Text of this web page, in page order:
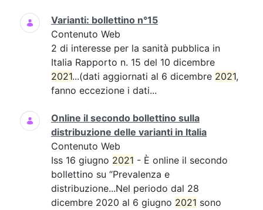
Varianti: bollettino n°15
Contenuto Web
2 di interesse per la sanità pubblica in
Italia Rapporto n. 15 del 10 dicembre
2021...(dati aggiornati al 6 dicembre 2021,
fanno eccezione i dati...
Online il secondo bollettino sulla
distribuzione delle varianti in Italia
Contenuto Web
Iss 16 giugno 2021 - È online il secondo
bollettino su “Prevalenza e
distribuzione...Nel periodo dal 28
dicembre 2020 al 6 giugno 2021 sono